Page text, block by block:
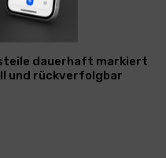
dauerhaft markiert
und rückverfolgbar